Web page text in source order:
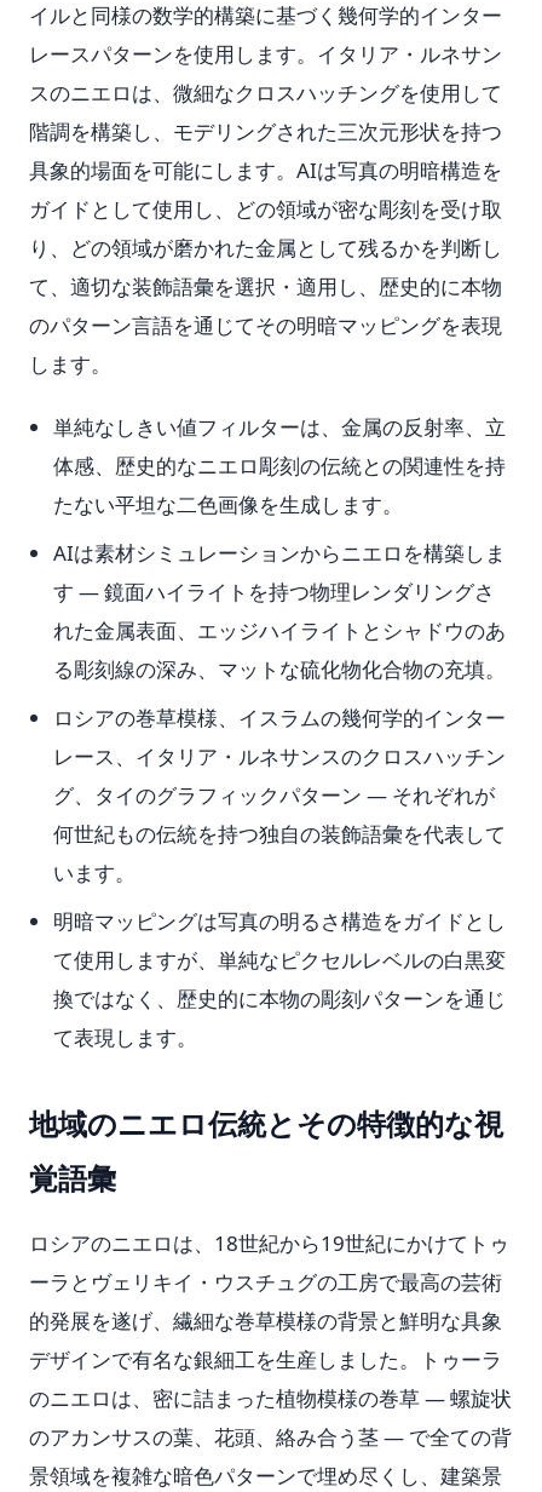
イルと同様の数学的構築に基づく幾何学的インター
レースパターンを使用します。イタリア・ルネサン
スのニエロは、微細なクロスハッチングを使用して
階調を構築し、モデリングされた三次元形状を持つ
具象的場面を可能にします。AIは写真の明暗構造を
ガイドとして使用し、どの領域が密な彫刻を受け取
り、どの領域が磨かれた金属として残るかを判断し
て、適切な装飾語彙を選択・適用し、歴史的に本物
のパターン言語を通じてその明暗マッピングを表現
します。
単純なしきい値フィルターは、金属の反射率、立
体感、歴史的なニエロ彫刻の伝統との関連性を持
たない平坦な二色画像を生成します。
AIは素材シミュレーションからニエロを構築しま
す — 鏡面ハイライトを持つ物理レンダリングさ
れた金属表面、エッジハイライトとシャドウのあ
る彫刻線の深み、マットな硫化物化合物の充填。
ロシアの巻草模様、イスラムの幾何学的インター
レース、イタリア・ルネサンスのクロスハッチン
グ、タイのグラフィックパターン — それぞれが
何世紀もの伝統を持つ独自の装飾語彙を代表して
います。
明暗マッピングは写真の明るさ構造をガイドとし
て使用しますが、単純なピクセルレベルの白黒変
換ではなく、歴史的に本物の彫刻パターンを通じ
て表現します。
地域のニエロ伝統とその特徴的な視
覚語彙
ロシアのニエロは、18世紀から19世紀にかけてトゥ
ーラとヴェリキイ・ウスチュグの工房で最高の芸術
的発展を遂げ、繊細な巻草模様の背景と鮮明な具象
デザインで有名な銀細工を生産しました。トゥーラ
のニエロは、密に詰まった植物模様の巻草 — 螺旋状
のアカンサスの葉、花頭、絡み合う茎 — で全ての背
景領域を複雑な暗色パターンで埋め尽くし、建築景